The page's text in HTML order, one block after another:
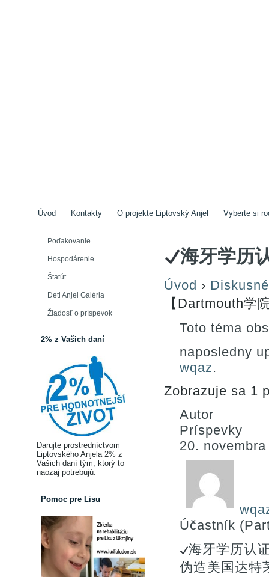
Úvod Kontakty O projekte Liptovský Anjel Vyberte si
Poďakovanie
Hospodárenie
Štatút
Deti Anjel Galéria
Žiadosť o príspevok
2% z Vašich daní
Darujte prostredníctvom
Liptovského Anjela 2% z
Vašich daní tým, ktorý to
naozaj potrebujú.
Pomoc pre Lisu
海牙学历
Úvod ›
【Dartmouth学
Toto téma
naposledny
wqaz.
Zobrazuje sa 1
Autor
Príspevky
20.
Účastník
海牙学历认
伪造美国达特